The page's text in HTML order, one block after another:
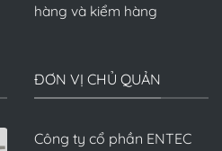
hàng và kiểm hàng
ĐƠN VỊ CHỦ QUẢN
Công ty cổ phần ENTEC